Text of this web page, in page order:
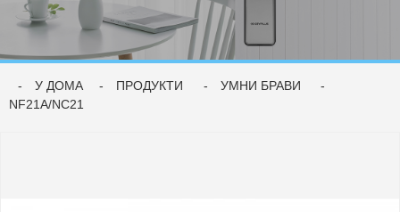
У ДОМА ПРОДУКТИ
УМНИ БРАВИ
NF21A/NC21